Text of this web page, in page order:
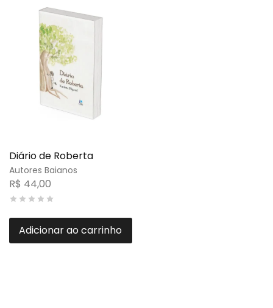
Autores Baianos
Diário de Roberta
R$ 44,00
Adicionar ao carrinho